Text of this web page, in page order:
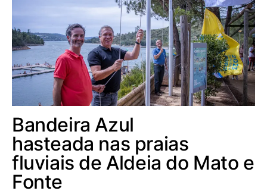
Bandeira Azul
hasteada nas praias
fluviais de Aldeia do Mato e
Fonte